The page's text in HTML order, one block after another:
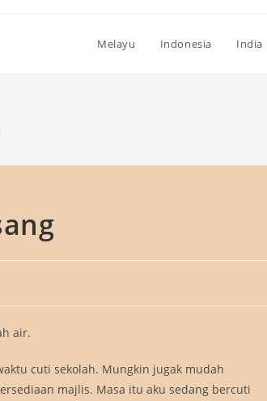
Melayu Indonesia India
air.
cuti sekolah. Mungkin jugak mudah
majlis. Masa itu aku sedang bercuti